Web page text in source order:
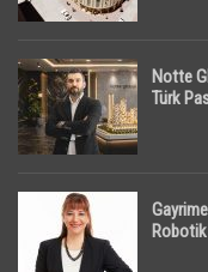
Notte
Türk
Robotik